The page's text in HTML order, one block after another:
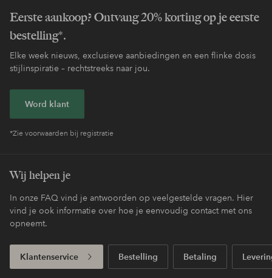
Eerste aankoop? Ontvang 20% korting op je eerste
bestelling*.
Elke week nieuws, exclusieve aanbiedingen en een flinke dosis
stijlinspiratie – rechtstreeks naar jou.
Word klant
*Zie voorwaarden bij registratie
Wij helpen je
In onze FAQ vind je antwoorden op veelgestelde vragen. Hier
vind je ook informatie over hoe je eenvoudig contact met ons
opneemt.
Klantenservice Bestelling Betaling